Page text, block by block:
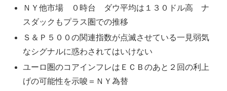
ＮＹ他市場 ０時台 ダウ平均は１３０ドル高 ナ
スダックもプラス圏での推移
Ｓ＆Ｐ５００の関連指数が点滅させている一見弱気
なシグナルに惑わされてはいけない
ユーロ圏のコアインフレはＥＣＢのあと２回の利上
げの可能性を示唆＝ＮＹ為替